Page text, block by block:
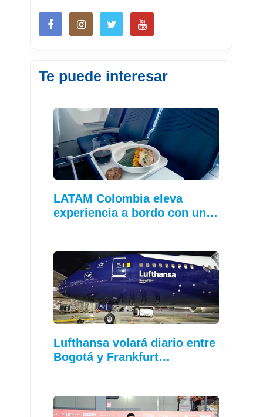
Te puede interesar
LATAM Colombia eleva
experiencia a bordo con un…
Lufthansa volará diario entre
Bogotá y Frankfurt…